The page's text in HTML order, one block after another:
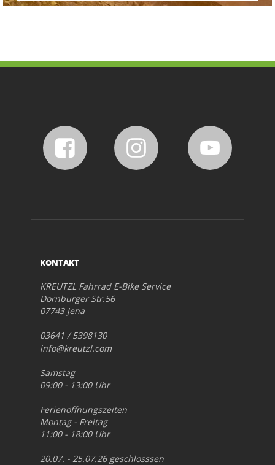
KONTAKT
KREUTZL Fahrrad E-Bike Service
Dornburger Str.56
07743 Jena
03641 / 5398130
info@kreutzl.com
Samstag
09:00 - 13:00 Uhr
Ferienöffnungszeiten
Montag - Freitag
11:00 - 18:00 Uhr
20.07. - 25.07.26 geschlosssen